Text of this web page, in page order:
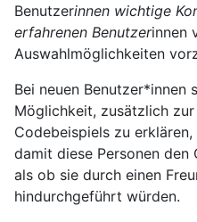
Benutzerinnen wichtige
erfahrenen Benutzerinnen
Auswahlmöglichkeiten
Bei neuen Benutzer*innen
Möglichkeit, zusätzlich
Codebeispiels zu
damit diese Personen den
als ob sie durch einen
hindurchgeführt würden.